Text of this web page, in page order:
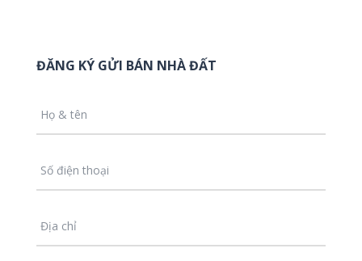
ĐĂNG KÝ GỬI BÁN NHÀ ĐẤT